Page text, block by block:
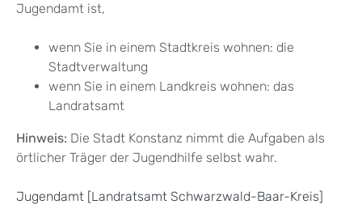
Jugendamt ist,
wenn Sie in einem Stadtkreis wohnen: die
Stadtverwaltung
wenn Sie in einem Landkreis wohnen: das
Landratsamt
Hinweis: Die Stadt Konstanz nimmt die Aufgaben als
örtlicher Träger der Jugendhilfe selbst wahr.
Jugendamt [Landratsamt Schwarzwald-Baar-Kreis]